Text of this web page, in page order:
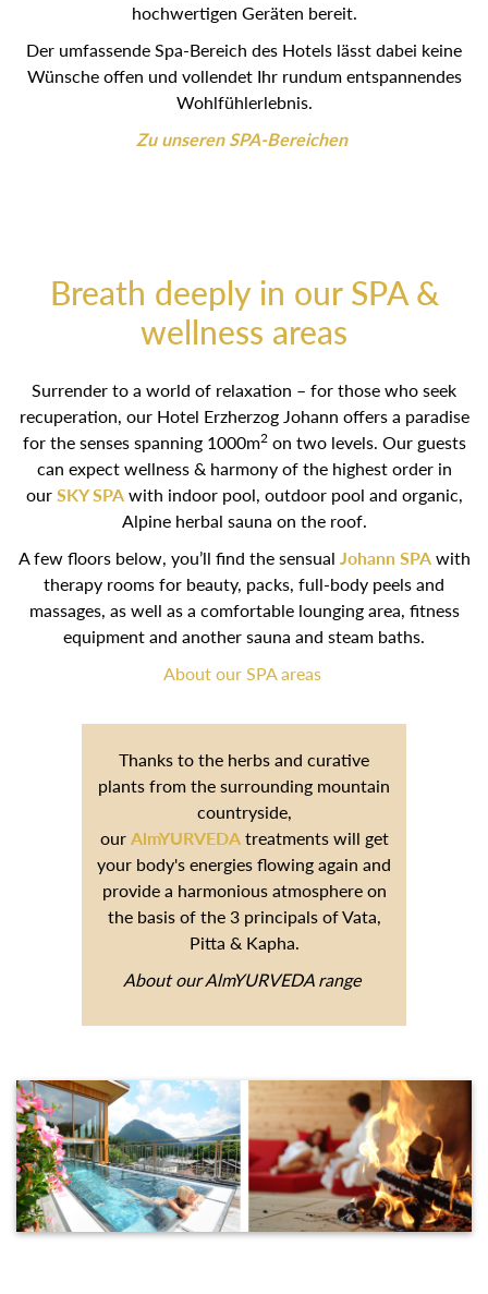
hochwertigen Geräten bereit.
Der umfassende Spa-Bereich des Hotels lässt dabei keine
Wünsche offen und vollendet Ihr rundum entspannendes
Wohlfühlerlebnis.
Zu unseren SPA-Bereichen
Breath deeply in our SPA &
wellness areas
Surrender to a world of relaxation – for those who seek
recuperation, our Hotel Erzherzog Johann offers a paradise
for the senses spanning 1000m2 on two levels. Our guests
can expect wellness & harmony of the highest order in
ourSKY SPAwith indoor pool, outdoor pool and organic,
Alpine herbal sauna on the roof.
A few floors below, you’ll find the sensual Johann SPAwith
therapy rooms for beauty, packs, full-body peels and
massages, as well as a comfortable lounging area, fitness
equipment and another sauna and steam baths.
About our SPA areas
Thanks to the herbs and curative plants
from the surrounding mountain
countryside,
our AlmYURVEDA treatments will get
your body's energies flowing again and
provide a harmonious atmosphere on
the basis of the 3 principals of Vata,
Pitta & Kapha.
About our AlmYURVEDA range